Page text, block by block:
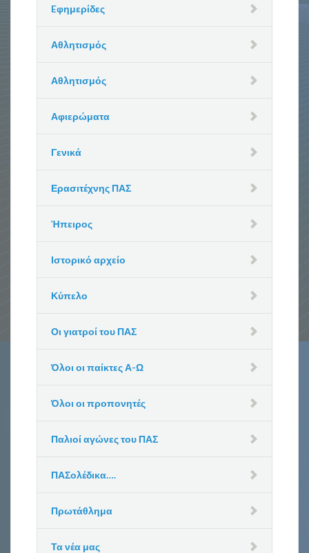
Eφημερίδες
Αθλητισμός
Αθλητισμός
Αφιερώματα
Γενικά
Ερασιτέχνης ΠΑΣ
Ήπειρος
Ιστορικό αρχείο
Κύπελο
Οι γιατροί του ΠΑΣ
Όλοι οι παίκτες Α-Ω
Όλοι οι προπονητές
Παλιοί αγώνες του ΠΑΣ
ΠΑΣολέδικα….
Πρωτάθλημα
Τα νέα μας